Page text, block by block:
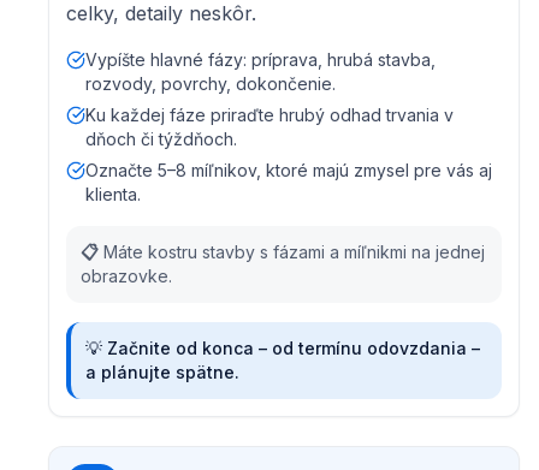
celky, detaily neskôr.
Vypíšte hlavné fázy: príprava, hrubá stavba,
rozvody, povrchy, dokončenie.
Ku každej fáze priraďte hrubý odhad trvania v
dňoch či týždňoch.
Označte 5–8 míľnikov, ktoré majú zmysel pre vás aj
klienta.
📋 Máte kostru stavby s fázami a míľnikmi na jednej
obrazovke.
💡 Začnite od konca – od termínu odovzdania –
a plánujte spätne.